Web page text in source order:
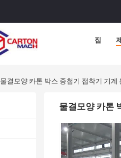
집
물결모양 카톤 박스 중첩기 접착기 기계
물결모양 카톤